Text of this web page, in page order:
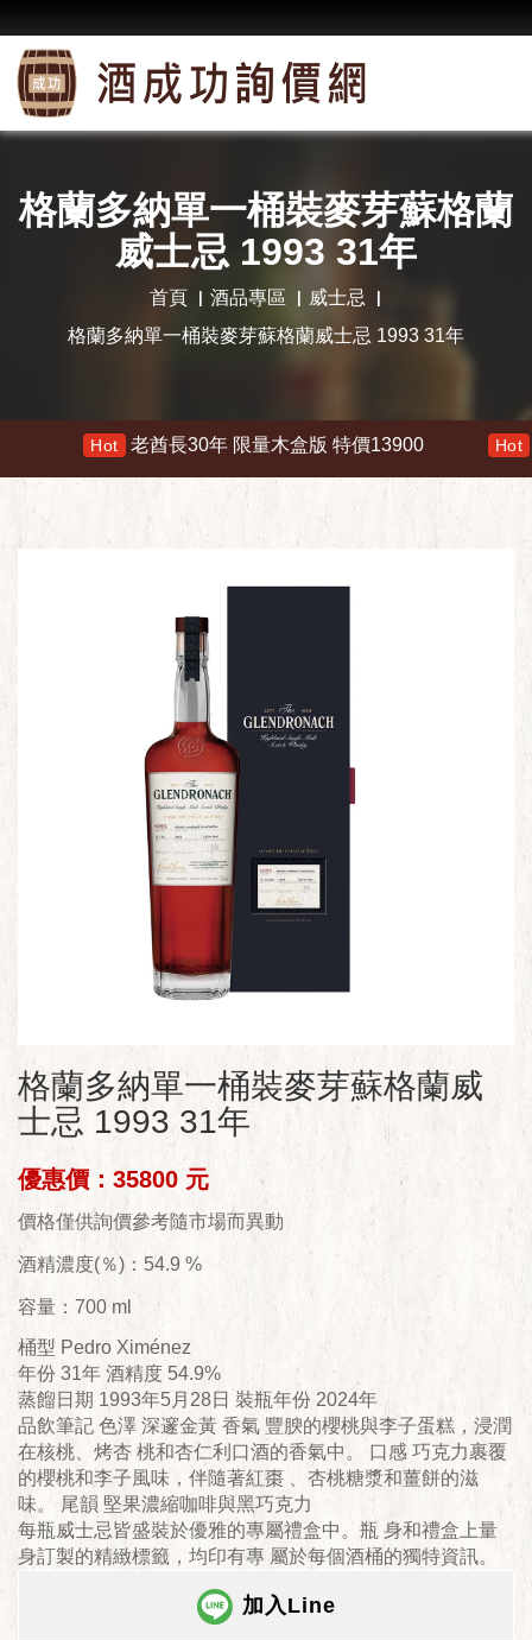
格蘭多納單一桶裝麥芽蘇格蘭
威士忌 1993 31年
首頁 酒品專區
威士忌
格蘭多納單一桶裝麥芽蘇格蘭威士忌 1993 31年
老酋長30年 限量木盒版 特價13900 Hot 響 30年
格蘭多納單一桶裝麥芽蘇格蘭威
士忌 1993 31年
優惠價：35800 元
價格僅供詢價參考隨市場而異動
酒精濃度(％)：54.9 %
容量：700 ml
桶型 Pedro Ximénez
年份 31年 酒精度 54.9%
蒸餾日期 1993年5月28日 裝瓶年份 2024年
品飲筆記 色澤 深邃金黃 香氣 豐腴的櫻桃與李子蛋糕，浸潤
在核桃、烤杏 桃和杏仁利口酒的香氣中。 口感 巧克力裹覆
的櫻桃和李子風味，伴隨著紅棗 、杏桃糖漿和薑餅的滋
味。 尾韻 堅果濃縮咖啡與黑巧克力
每瓶威士忌皆盛裝於優雅的專屬禮盒中。瓶 身和禮盒上量
身訂製的精緻標籤，均印有專 屬於每個酒桶的獨特資訊。
加入Line